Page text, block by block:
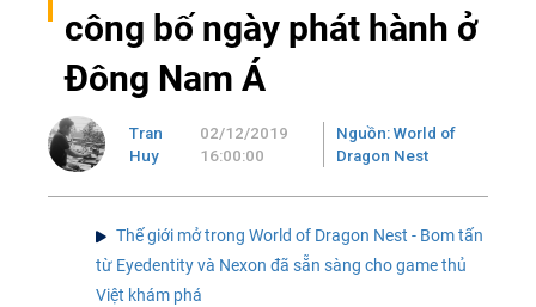
công bố ngày phát hành ở
Đông Nam Á
Tran
Huy
02/12/2019
16:00:00
Nguồn: World of
Dragon Nest
Thế giới mở trong World of Dragon Nest - Bom tấn
từ Eyedentity và Nexon đã sẵn sàng cho game thủ
Việt khám phá